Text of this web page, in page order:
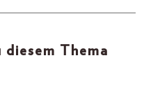
Thema